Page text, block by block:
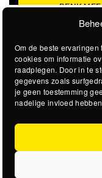
Om de beste
cookies om informatie
raadplegen. Door in te
gegevens zoals
je geen toestemming
nadelige invloed
DENK